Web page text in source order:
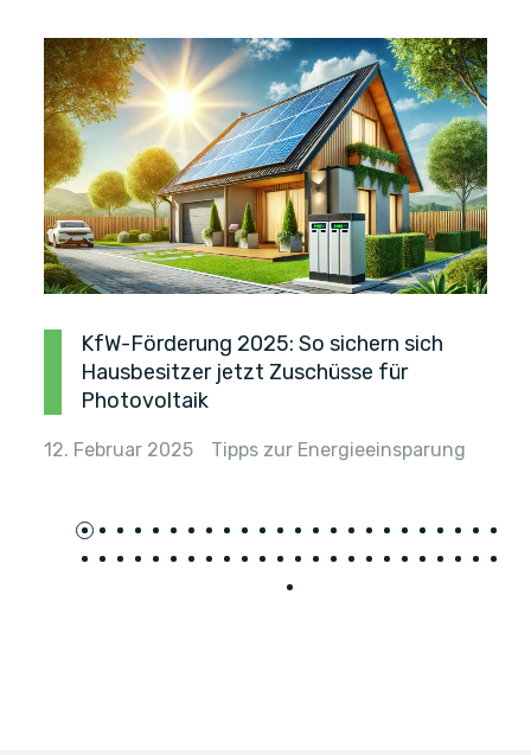
KfW-Förderung 2025: So sichern sich
Hausbesitzer jetzt Zuschüsse für
Photovoltaik
12. Februar 2025 Tipps zur Energieeinsparung